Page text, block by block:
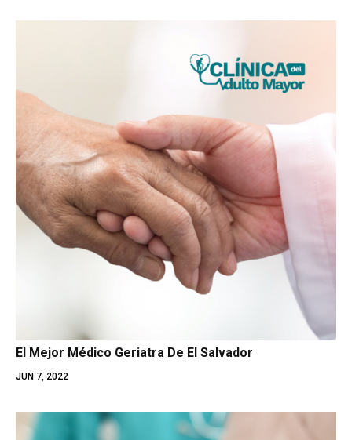
El Mejor Médico Geriatra De El Salvador
JUN 7, 2022